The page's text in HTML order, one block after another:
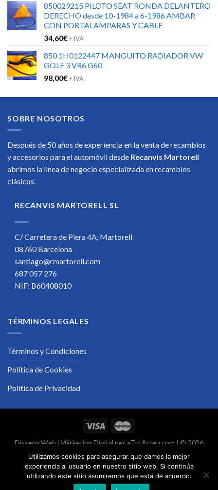
original
era:
23,50€.
actual
es:
18,00€.
850029215 PILOTO SEAT RONDA DELANTERO
DERECHO desde 10-1984 a 6-1986 AMBAR
CON PORTALAMPARAS Y CABLE
34,60€+ IVA
850 1H0122447 MANGUITO RADIADOR VW
GOLF 3 VR6 G60
98,00€+ IVA
SOBRE NOSOTROS
Después de 50 años de experiencia en la venta de recambios
y accesorios para el automóvil desde Recanvis Martorell
abrimos la linea de negocio especializada en recambios
clásicos.
RECANVIS MARTORELL SL
C/ Carretera de Piera 4A, Martorell
08760 Barcelona
santiago@rmartorell.com
687 057 276
NIF: B60408010
TÉRMINOS LEGALES
Términos y Condiciones
Política de Cookies
Política de Privacidad
Disseny Web iMàrketing Digital per aTotArreu.com | © 2026
Utilizamos cookies para asegurar que damos la mejor
experiencia al usuario en nuestro sitio web. Si continúa
utilizando este sitio asumiremos que está de acuerdo.